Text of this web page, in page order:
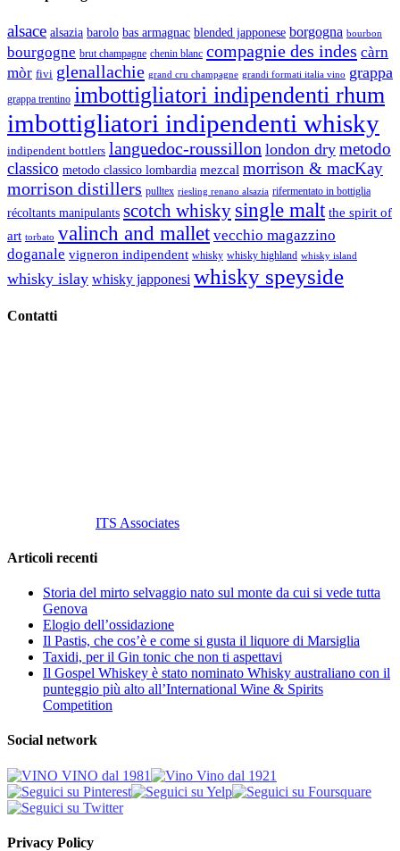
alsace alsazia barolo bas armagnac blended japponese borgogna bourbon
bourgogne brut champagne chenin blanc compagnie des indes càrn
mòr fivi glenallachie grand cru champagne grandi formati italia vino grappa
grappa trentino imbottigliatori indipendenti rhum
imbottigliatori indipendenti whisky
indipendent bottlers languedoc-roussillon london dry metodo
classico metodo classico lombardia mezcal morrison & macKay
morrison distillers pulltex riesling renano alsazia rifermentato in bottiglia
récoltants manipulants scotch whisky single malt the spirit of
art torbato valinch and mallet vecchio magazzino
doganale vigneron indipendent whisky whisky highland whisky island
whisky islay whisky japponesi whisky speyside
Contatti
ITS Associates
Articoli recenti
Storia del mirto selvaggio nato sul monte da cui si vede tutta
Genova
Elogio dell’ossidazione
Il Pastis, che cos’è e come si gusta il liquore di Marsiglia
Taxidi, per il Gin tonic che non ti aspettavi
Il Gospel Whiskey è stato nominato Whisky australiano con il
punteggio più alto all’International Wine & Spirits
Competition
Social network
Privacy Policy